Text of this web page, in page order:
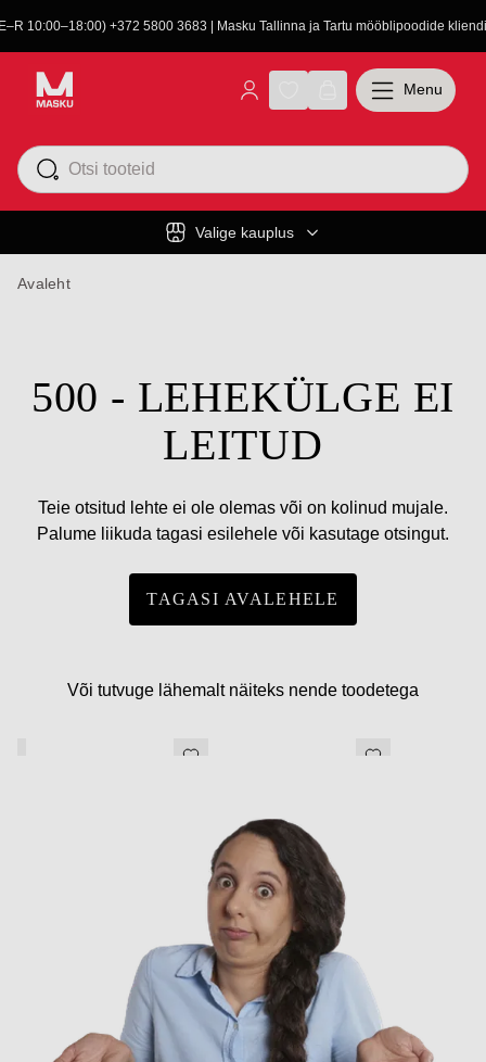
10:00–18:00) +372 5800 3683 | Masku Tallinna ja Tartu mööblipoodide
Valige kauplus
Menu
Avaleht
500 - LEHEKÜLGE EI
LEITUD
Teie otsitud lehte ei ole olemas või on kolinud mujale.
Palume liikuda tagasi esilehele või kasutage otsingut.
TAGASI AVALEHELE
Või tutvuge lähemalt näiteks nende toodetega